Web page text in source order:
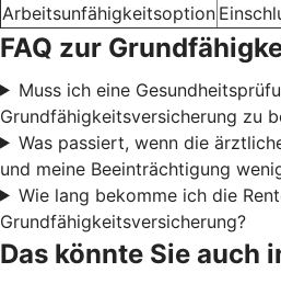
Arbeitsunfähigkeitsoption
FAQ zur
Muss ich eine
Grundfähigkeitsversicherung zu
Was passiert, wenn die
und meine Beeinträchtigung
Wie lang bekomme ich die
Grundfähigkeitsversicherung?
Das könnte Sie auch